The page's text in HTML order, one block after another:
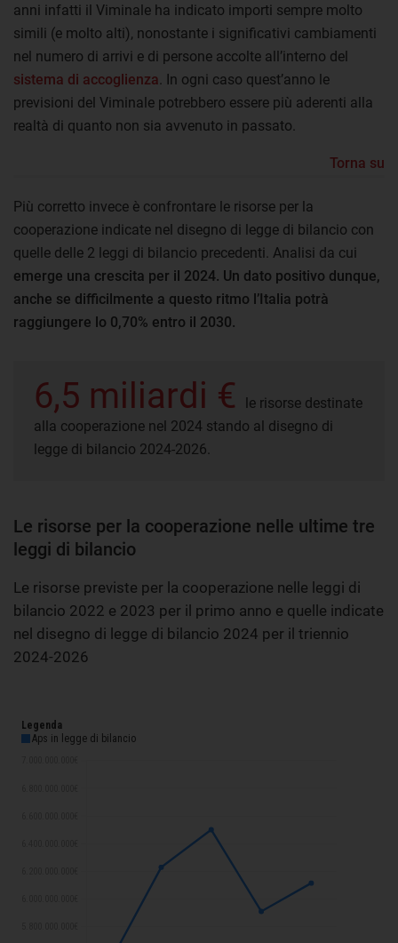
anni infatti il Viminale ha indicato importi sempre molto
simili (e molto alti), nonostante i significativi cambiamenti
nel numero di arrivi e di persone accolte all’interno del
sistema di accoglienza. In ogni caso quest’anno le
previsioni del Viminale potrebbero essere più aderenti alla
realtà di quanto non sia avvenuto in passato.
Torna su
Più corretto invece è confrontare le risorse per la
cooperazione indicate nel disegno di legge di bilancio con
quelle delle 2 leggi di bilancio precedenti. Analisi da cui
emerge una crescita per il 2024. Un dato positivo dunque,
anche se difficilmente a questo ritmo l’Italia potrà
raggiungere lo 0,70% entro il 2030.
6,5 miliardi €
le risorse destinate
alla cooperazione nel 2024 stando al disegno di
legge di bilancio 2024-2026.
Le risorse per la cooperazione nelle ultime tre
leggi di bilancio
Le risorse previste per la cooperazione nelle leggi di
bilancio 2022 e 2023 per il primo anno e quelle indicate
nel disegno di legge di bilancio 2024 per il triennio
2024-2026